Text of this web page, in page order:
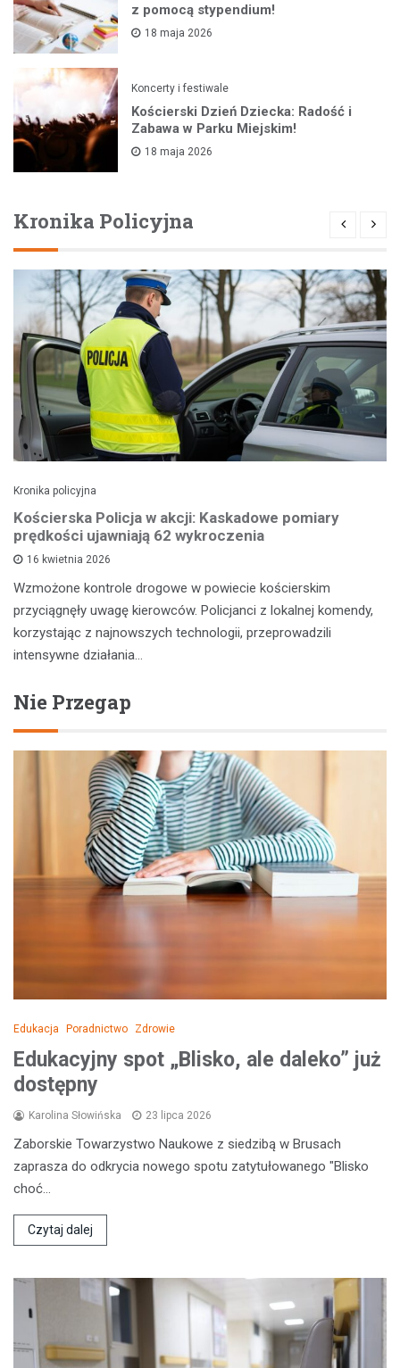
z pomocą stypendium!
18 maja 2026
Koncerty i festiwale
Kościerski Dzień Dziecka: Radość i
Zabawa w Parku Miejskim!
18 maja 2026
Kronika Policyjna
Kronika policyjna
Kościerska Policja w akcji: Kaskadowe pomiary
prędkości ujawniają 62 wykroczenia
16 kwietnia 2026
Wzmożone kontrole drogowe w powiecie kościerskim
przyciągnęły uwagę kierowców. Policjanci z lokalnej komendy,
korzystając z najnowszych technologii, przeprowadzili
intensywne działania…
Nie Przegap
Edukacja Poradnictwo Zdrowie
Edukacyjny spot „Blisko, ale daleko” już
dostępny
Karolina Słowińska 23 lipca 2026
Zaborskie Towarzystwo Naukowe z siedzibą w Brusach
zaprasza do odkrycia nowego spotu zatytułowanego "Blisko
choć…
Czytaj dalej